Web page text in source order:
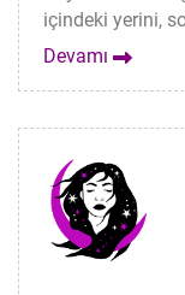
içindeki yerini,
Devamı